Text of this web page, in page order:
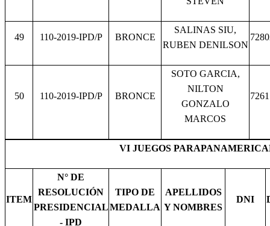
49 110-2019-IPD/P BRONCE
SALINAS SIU,
RUBEN DENILSON
50 110-2019-IPD/P BRONCE
SOTO GARCIA,
NILTON
GONZALO
MARCOS
VI JUEGOS
ITEM
N° DE
RESOLUCIÓN
PRESIDENCIAL
- IPD
TIPO DE
MEDALLA
APELLIDOS
Y NOMBRES
DNI